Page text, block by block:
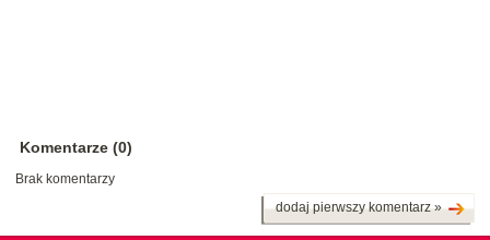
Komentarze (0)
Brak komentarzy
dodaj pierwszy komentarz »